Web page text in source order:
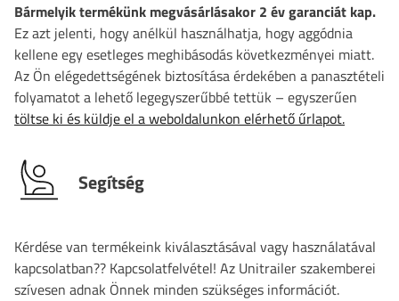
Bármelyik termékünk megvásárlásakor 2 év garanciát kap.
Ez azt jelenti, hogy anélkül használhatja, hogy aggódnia
kellene egy esetleges meghibásodás következményei miatt.
Az Ön elégedettségének biztosítása érdekében a panasztételi
folyamatot a lehető legegyszerűbbé tettük – egyszerűen
töltse ki és küldje el a weboldalunkon elérhető űrlapot.
Segítség
Kérdése van termékeink kiválasztásával vagy használatával
kapcsolatban?? Kapcsolatfelvétel! Az Unitrailer szakemberei
szívesen adnak Önnek minden szükséges információt.